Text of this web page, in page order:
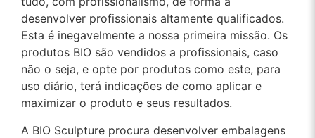
desenvolver profissionais altamente qualificados.
Esta é inegavelmente a nossa primeira missão. Os
produtos BIO são vendidos a profissionais, caso
não o seja, e opte por produtos como este, para
uso diário, terá indicações de como aplicar e
maximizar o produto e seus resultados.
A BIO Sculpture procura desenvolver embalagens